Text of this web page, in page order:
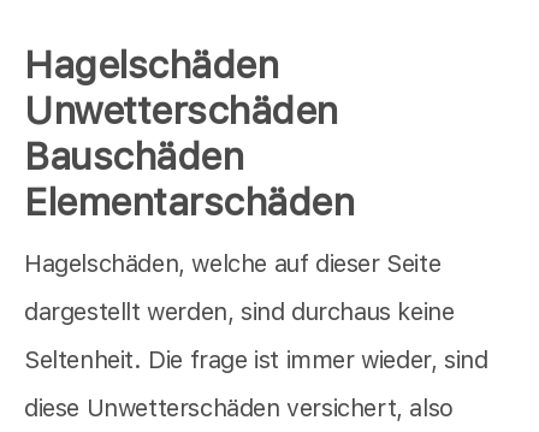
Hagelschäden
Unwetterschäden
Bauschäden
Elementarschäden
Hagelschäden, welche auf dieser Seite
dargestellt werden, sind durchaus keine
Seltenheit. Die frage ist immer wieder, sind
diese Unwetterschäden versichert, also